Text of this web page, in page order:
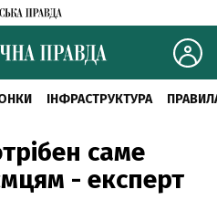
ІНФРАСТРУКТУРА
саме
- експерт